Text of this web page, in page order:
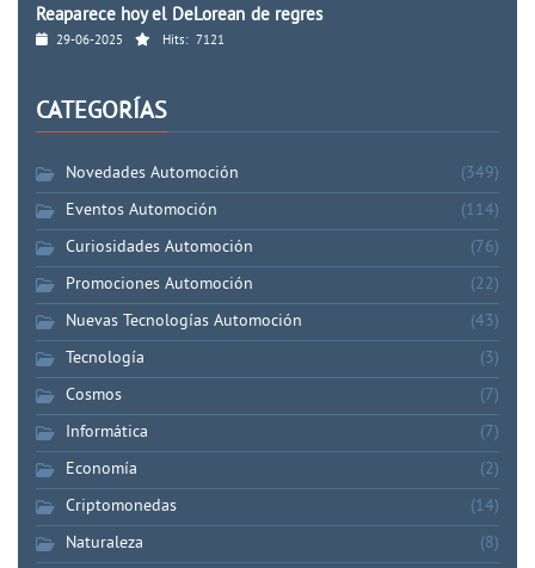
Reaparece hoy el DeLorean de regres
29-06-2025 Hits: 7121
CATEGORÍAS
Novedades Automoción
(349)
Eventos Automoción
(114)
Curiosidades Automoción
(76)
Promociones Automoción
(22)
Nuevas Tecnologías Automoción
(43)
Tecnología
(3)
Cosmos
(7)
Informática
(7)
Economía
(2)
Criptomonedas
(14)
Naturaleza
(8)